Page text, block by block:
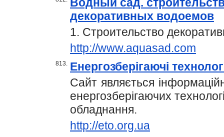
декоративных водоемов
1. Строительство
http://www.aquasad.com
813. Енергозберігаючі
Сайт являється
енергозберігаючих
обладнання.
http://eto.org.ua